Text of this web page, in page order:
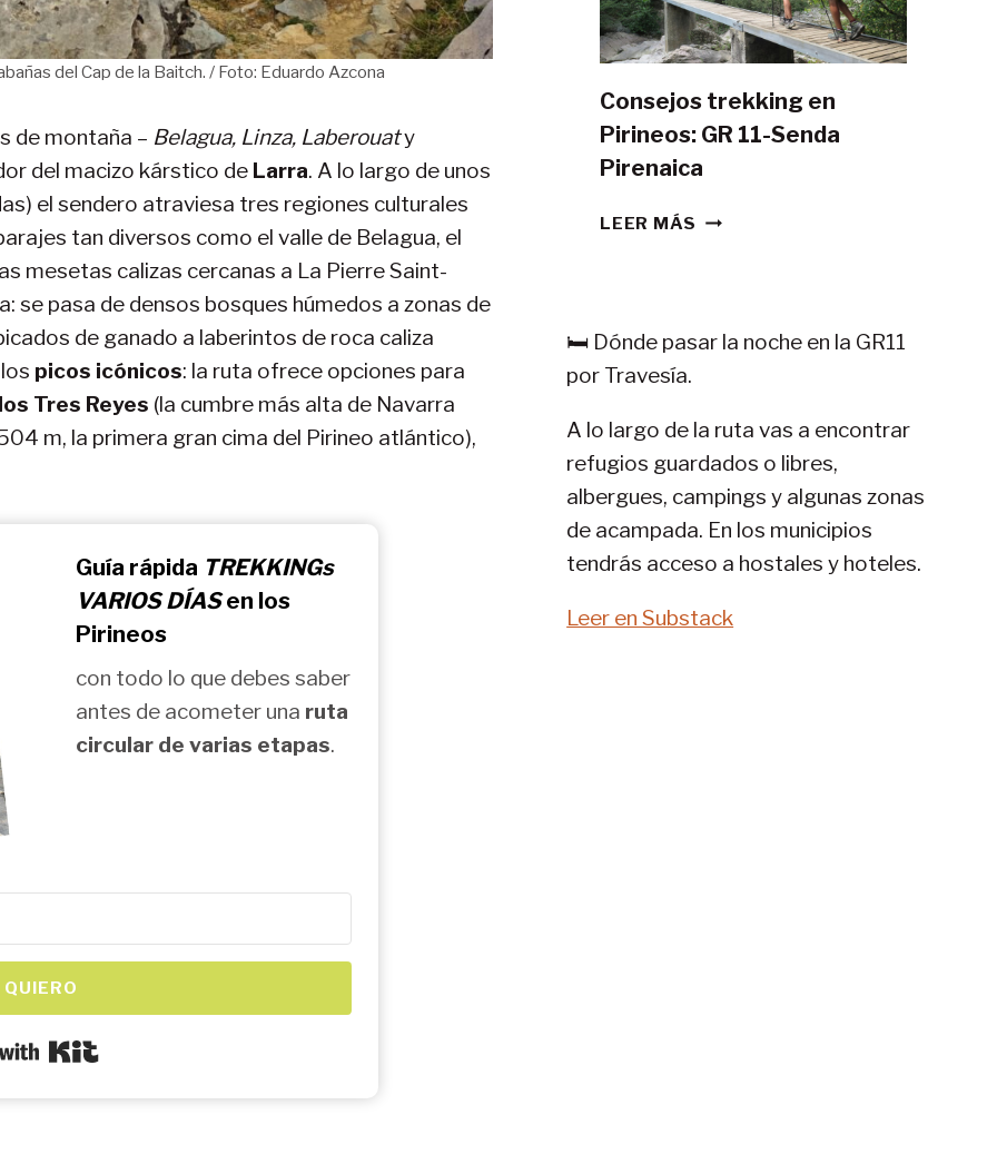
del Cap de la Baitch. / Foto: Eduardo Azcona
de montaña – Belagua, Linza, Laberouaty
del macizo kárstico de Larra. A lo largo de unos
el sendero atraviesa tres regiones culturales
tan diversos como el valle de Belagua, el
mesetas calizas cercanas a La Pierre Saint-
se pasa de densos bosques húmedos a zonas de
de ganado a laberintos de roca caliza
picos icónicos: la ruta ofrece opciones para
Tres Reyes (la cumbre más alta de Navarra
m, la primera gran cima del Pirineo atlántico),
Guía rápida TREKKINGs
VARIOS DÍASen los
Pirineos
con todo lo que debes saber
antes de acometer una ruta
circular de varias etapas.
DE
CAMPAÑA?
Consejos trekking en
Pirineos: GR 11-Senda
Pirenaica
LEER MÁS CONSEJOS
11-
🛏️ Dónde pasar la noche en la GR11
por Travesía.
A lo largo de la ruta vas a encontrar
refugios guardados o libres,
albergues, campings y algunas zonas
de acampada. En los municipios
tendrás acceso a hostales y hoteles.
Leer en Substack